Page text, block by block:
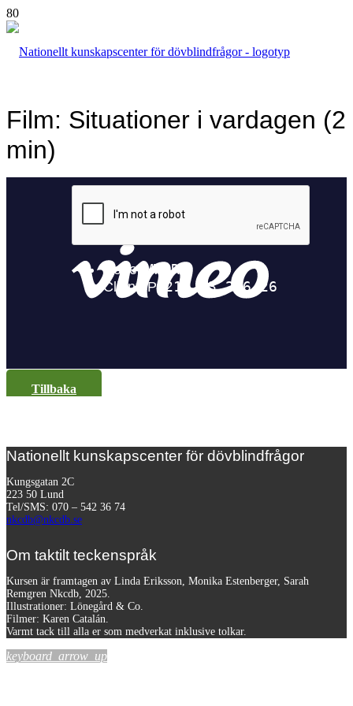
Film: Situationer i vardagen (2
min)
Tillbaka
Nationellt kunskapscenter för dövblindfrågor
Kungsgatan 2C
223 50 Lund
Tel/SMS: 070 – 542 36 74
nkcdb@nkcdb.se
Om taktilt teckenspråk
Kursen är framtagen av Linda Eriksson, Monika Estenberger, Sarah
Remgren Nkcdb, 2025.
Illustrationer: Lönegård & Co.
Filmer: Karen Catalán.
Varmt tack till alla er som medverkat inklusive tolkar.
keyboard_arrow_up